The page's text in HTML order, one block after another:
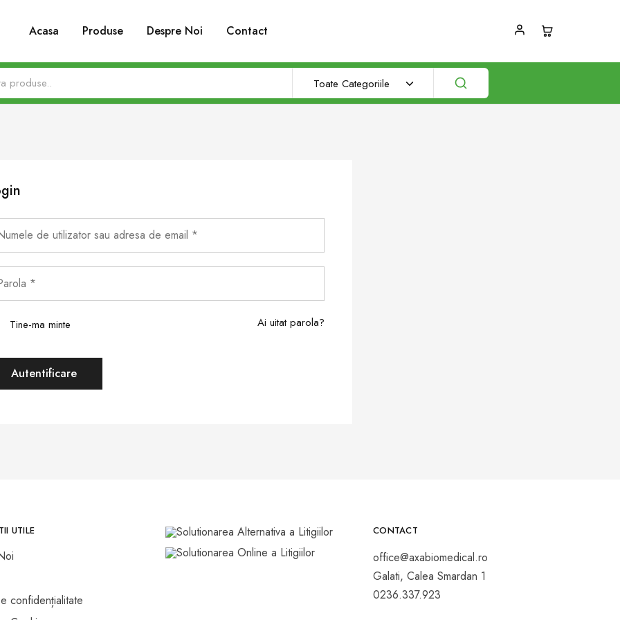
Acasa Produse Despre Noi Contact
Toate Categoriile
Tine-ma minte Ai uitat parola?
Autentificare
UTILE
confidențialitate
CONTACT
office@axabiomedical.ro
Galati, Calea Smardan 1
0236.337.923